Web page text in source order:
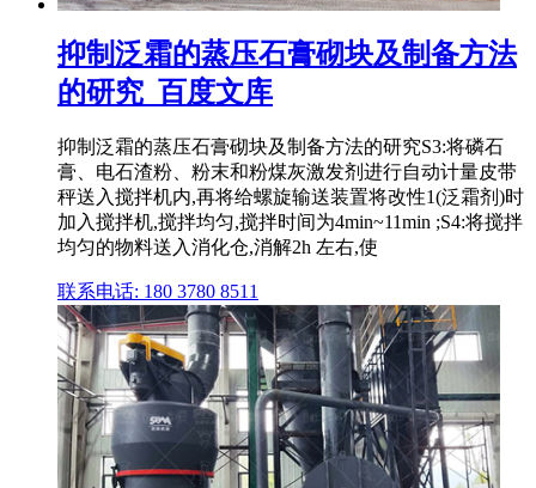
抑制泛霜的蒸压石膏砌块及制备方法
的研究_百度文库
抑制泛霜的蒸压石膏砌块及制备方法的研究S3:将磷石
膏、电石渣粉、粉末和粉煤灰激发剂进行自动计量皮带
秤送入搅拌机内,再将给螺旋输送装置将改性1(泛霜剂)时
加入搅拌机,搅拌均匀,搅拌时间为4min~11min ;S4:将搅拌
均匀的物料送入消化仓,消解2h 左右,使
联系电话: 180 3780 8511